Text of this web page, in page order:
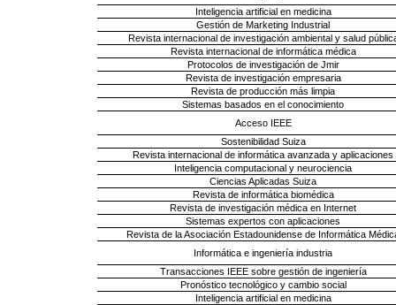
Inteligencia artificial en medicina
Gestión de Marketing Industrial
Revista internacional de investigación ambiental y salud
Revista internacional de informática médica
Protocolos de investigación de Jmir
Revista de investigación empresaria
Revista de producción más limpia
Sistemas basados ​​en el conocimiento
Acceso IEEE
Sostenibilidad Suiza
Revista internacional de informática avanzada y aplicaciones
Inteligencia computacional y neurociencia
Ciencias Aplicadas Suiza
Revista de informática biomédica
Revista de investigación médica en Internet
Sistemas expertos con aplicaciones
Revista de la Asociación Estadounidense de Informática
Informática e ingeniería industria
Transacciones IEEE sobre gestión de ingeniería
Pronóstico tecnológico y cambio social
Inteligencia artificial en medicina